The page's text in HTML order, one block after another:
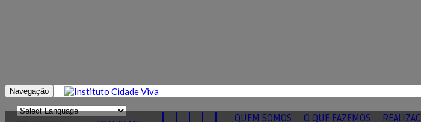
Navegação
QUEM SOMOS O QUE FAZEMOS